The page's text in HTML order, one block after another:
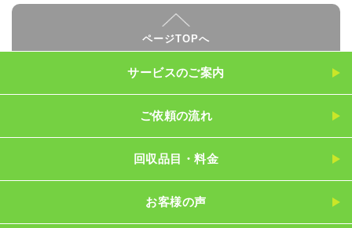
ページTOPへ
サービスのご案内
ご依頼の流れ
回収品目・料金
お客様の声